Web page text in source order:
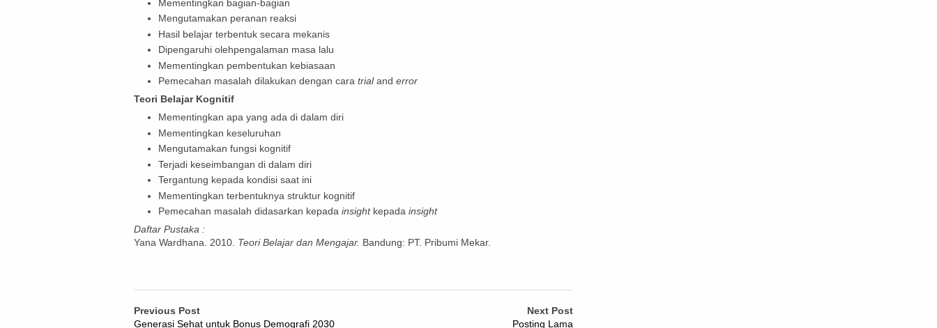
Mementingkan bagian-bagian
Mengutamakan peranan reaksi
Hasil belajar terbentuk secara mekanis
Dipengaruhi olehpengalaman masa lalu
Mementingkan pembentukan kebiasaan
Pemecahan masalah dilakukan dengan cara trialand error
Teori Belajar Kognitif
Mementingkan apa yang ada di dalam diri
Mementingkan keseluruhan
Mengutamakan fungsi kognitif
Terjadi keseimbangan di dalam diri
Tergantung kepada kondisi saat ini
Mementingkan terbentuknya struktur kognitif
Pemecahan masalah didasarkan kepada insightkepada insight
Daftar Pustaka :
Yana Wardhana. 2010. Teori Belajar dan Mengajar. Bandung: PT. Pribumi Mekar.
Previous Post
Generasi Sehat untuk Bonus Demografi 2030
Next Post
Posting Lama